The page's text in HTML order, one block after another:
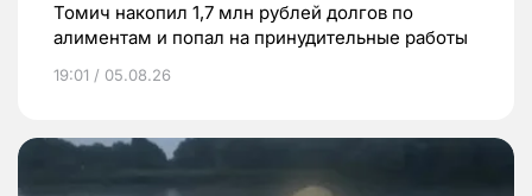
Томич накопил 1,7 млн рублей долгов по
алиментам и попал на принудительные работы
19:01 / 05.08.26